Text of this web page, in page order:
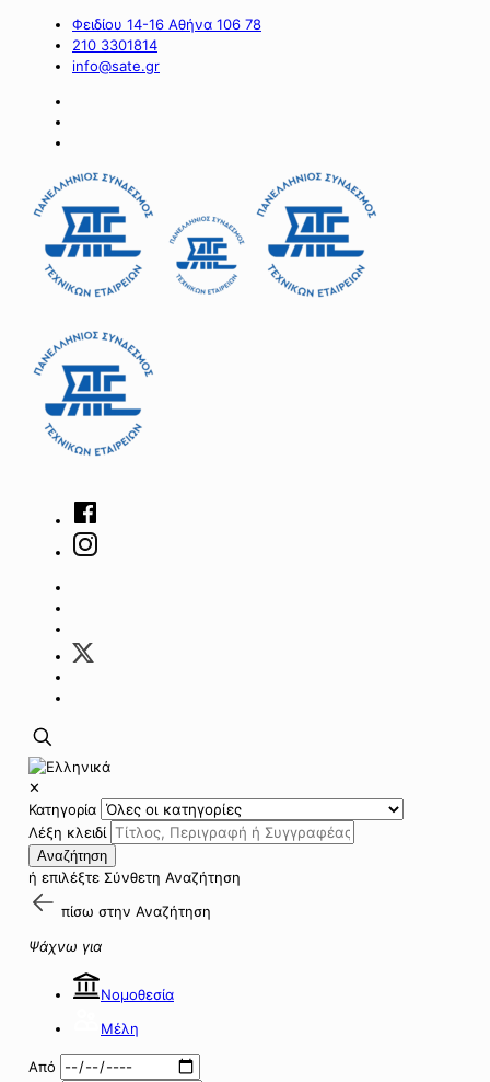
Φειδίου 14-16 Αθήνα 106 78
210 3301814
info@sate.gr
✕
Κατηγορία
Λέξη κλειδί
Αναζήτηση
ή επιλέξτε Σύνθετη Αναζήτηση
πίσω στην Αναζήτηση
Ψάχνω για
Νομοθεσία
Μέλη
Από